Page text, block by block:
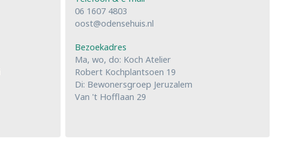
06 1607 4803
oost@odensehuis.nl
Bezoekadres
Ma, wo, do: Koch Atelier
Robert Kochplantsoen 19
Di: Bewonersgroep Jeruzalem
Van 't Hofflaan 29